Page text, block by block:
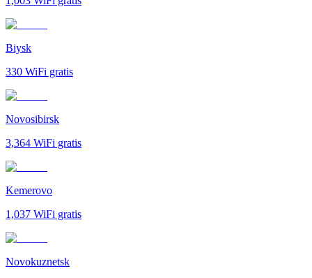
Biysk
330 WiFi gratis
Novosibirsk
3,364 WiFi gratis
Kemerovo
1,037 WiFi gratis
Novokuznetsk